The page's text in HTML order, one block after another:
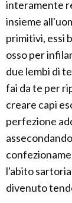
interamente
insieme
primitivi, essi
osso per
due lembi di
fai da te per
creare capi
perfezione
l'abito
divenuto